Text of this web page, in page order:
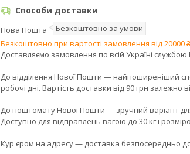
Способи доставки
Нова Пошта
Безкоштовно за умови
Безкоштовно при вартості замовлення від 20000
Доставляємо замовлення по всій Україні
До відділення Нової Пошти — найпоширеніший
робочі дні. Вартість доставки від 90 грн залежно
До поштомату Нової Пошти — зручний варіант
Доступно для відправлень вагою до 30 кг і
Кур'єром на адресу — доставка безпосередньо до